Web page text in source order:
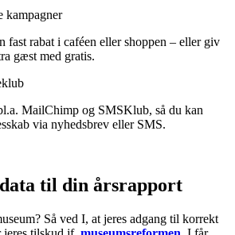
kampagner
fast rabat i caféen eller shoppen – eller giv
gæst med gratis.
MailChimp og SMSKlub, så du kan
via nyhedsbrev eller SMS.
til din årsrapport
Så ved I, at jeres adgang til korrekt